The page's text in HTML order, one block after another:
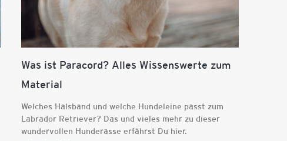
Was ist Paracord? Alles Wissenswerte zum
Material
Welches Halsband und welche Hundeleine passt zum
Labrador Retriever? Das und vieles mehr zu dieser
wundervollen Hunderasse erfährst Du hier.